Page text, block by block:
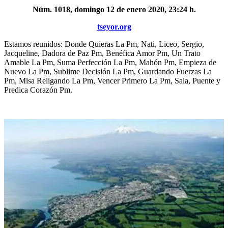
Núm. 1018, domingo 12 de enero 2020, 23:24 h.
tseyor.org
Estamos reunidos: Donde Quieras La Pm, Nati, Liceo, Sergio,
Jacqueline, Dadora de Paz Pm, Benéfica Amor Pm, Un Trato
Amable La Pm, Suma Perfección La Pm, Mahón Pm, Empieza de
Nuevo La Pm, Sublime Decisión La Pm, Guardando Fuerzas La
Pm, Misa Religando La Pm, Vencer Primero La Pm, Sala, Puente y
Predica Corazón Pm.